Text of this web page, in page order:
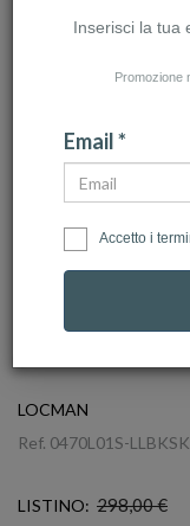
LOCMAN
Ref. 0470L01S-
LISTINO: 298,00 €
Inserisci la tua
Promozione
Email *
Accetto i